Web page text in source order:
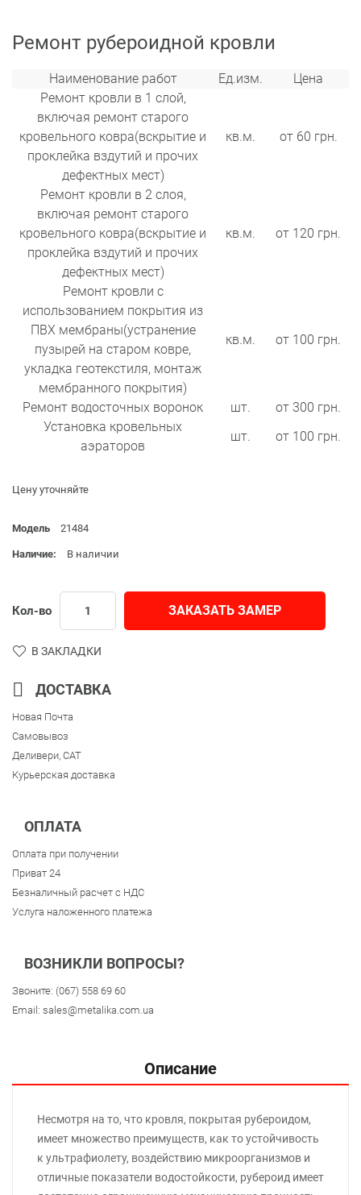
Ремонт рубероидной кровли
Наименование работ Ед.изм.
Цена
Ремонт кровли в 1 слой,
включая ремонт старого
кровельного ковра(вскрытие и
проклейка вздутий и прочих
дефектных мест)
кв.м. от 60 грн.
Ремонт кровли в 2 слоя,
включая ремонт старого
кровельного ковра(вскрытие и
проклейка вздутий и прочих
дефектных мест)
кв.м. от 120 грн.
Ремонт кровли с
использованием покрытия из
ПВХ мембраны(устранение
пузырей на старом ковре,
укладка геотекстиля, монтаж
мембранного покрытия)
кв.м. от 100 грн.
Ремонт водосточных воронок шт.
от 300 грн.
Установка кровельных
аэраторов
шт. от 100 грн.
Цену уточняйте
Модель 21484
Наличие: В наличии
Кол-во ЗАКАЗАТЬ ЗАМЕР
В ЗАКЛАДКИ
ДОСТАВКА
Новая Почта
Самовывоз
Деливери, CAT
Курьерская доставка
ОПЛАТА
Оплата при получении
Приват 24
Безналичный расчет с НДС
Услуга наложенного платежа
ВОЗНИКЛИ ВОПРОСЫ?
Звоните: (067) 558 69 60
Email: sales@metalika.com.ua
Описание
Несмотря на то, что кровля, покрытая рубероидом,
имеет множество преимуществ, как то устойчивость
к ультрафиолету, воздействию микроорганизмов и
отличные показатели водостойкости, рубероид имеет